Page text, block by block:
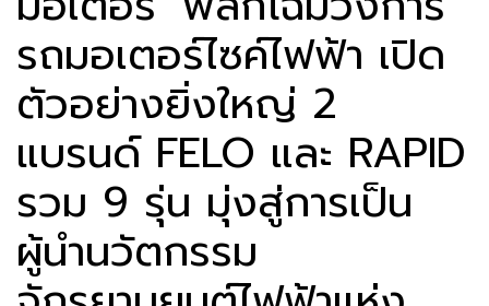
รถมอเตอร์ไซค์ไฟฟ้า เปิด
ตัวอย่างยิ่งใหญ่ 2
แบรนด์ FELO และ RAPID
รวม 9 รุ่น มุ่งสู่การเป็น
ผู้นำนวัตกรรม